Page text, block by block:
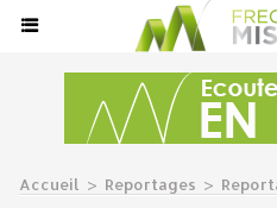
Accueil > Reportages >